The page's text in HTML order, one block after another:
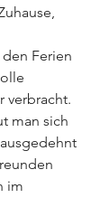
Ferien
verbracht.
man sich
im